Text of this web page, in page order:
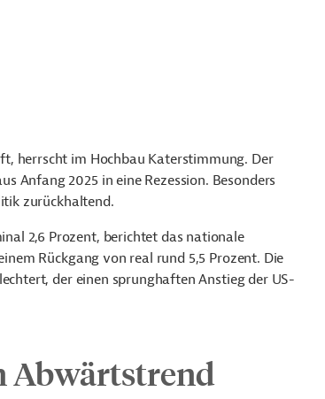
herrscht im Hochbau Katerstimmung. Der
Anfang 2025 in eine Rezession. Besonders
zurückhaltend.
2,6 Prozent, berichtet das nationale
Rückgang von real rund 5,5 Prozent. Die
der einen sprunghaften Anstieg der US-
Abwärtstrend